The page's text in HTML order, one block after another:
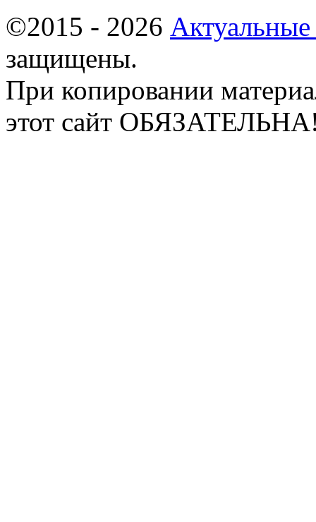
©2015 - 2026
защищены.
При копировании
этот сайт